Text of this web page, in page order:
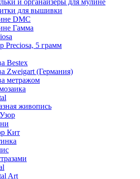
и органайзеры для мулине
для вышивки
DMC
Гамма
Preciosa, 5 грамм
Bestex
Zweigart (Германия)
метражом
живопись
Кит
Art